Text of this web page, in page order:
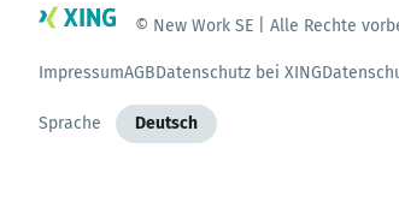
© New Work SE | Alle Rechte
ImpressumAGBDatenschutz bei XING
Sprache Deutsch